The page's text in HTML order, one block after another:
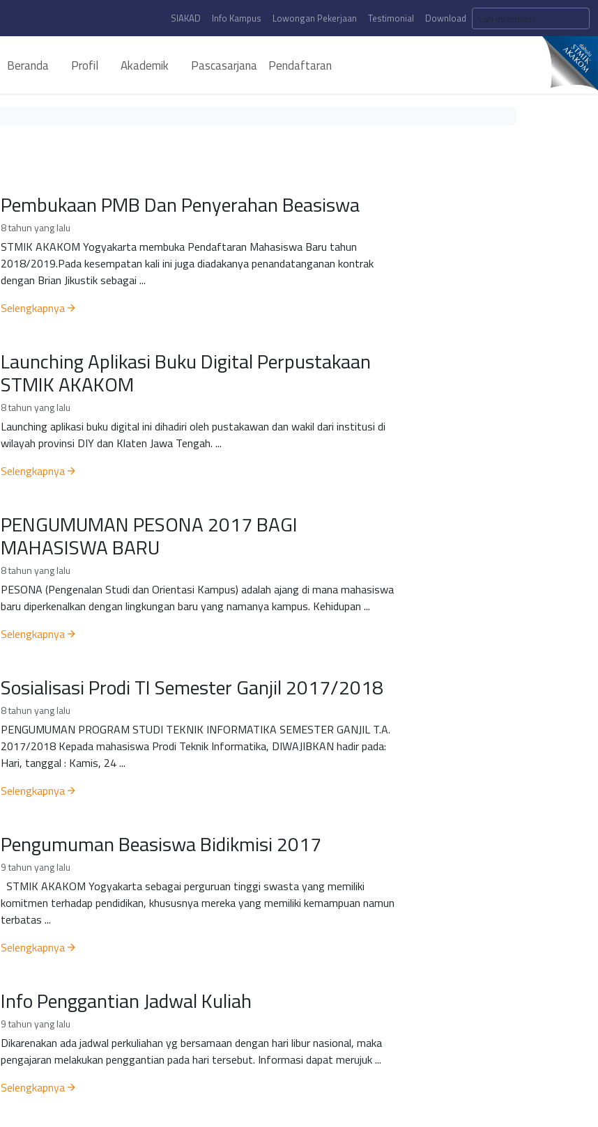
SIAKAD Info Kampus Lowongan Pekerjaan Testimonial Download
Beranda Profil Akademik Pascasarjana Pendaftaran
Pembukaan PMB Dan Penyerahan Beasiswa
8 tahun yang lalu
STMIK AKAKOM Yogyakarta membuka Pendaftaran Mahasiswa Baru tahun
2018/2019.Pada kesempatan kali ini juga diadakanya penandatanganan kontrak
dengan Brian Jikustik sebagai ...
Selengkapnya
Launching Aplikasi Buku Digital Perpustakaan
STMIK AKAKOM
8 tahun yang lalu
Launching aplikasi buku digital ini dihadiri oleh pustakawan dan wakil dari institusi di
wilayah provinsi DIY dan Klaten Jawa Tengah. ...
Selengkapnya
PENGUMUMAN PESONA 2017 BAGI
MAHASISWA BARU
8 tahun yang lalu
PESONA (Pengenalan Studi dan Orientasi Kampus) adalah ajang di mana mahasiswa
baru diperkenalkan dengan lingkungan baru yang namanya kampus. Kehidupan ...
Selengkapnya
Sosialisasi Prodi TI Semester Ganjil 2017/2018
8 tahun yang lalu
PENGUMUMAN PROGRAM STUDI TEKNIK INFORMATIKA SEMESTER GANJIL T.A.
2017/2018 Kepada mahasiswa Prodi Teknik Informatika, DIWAJIBKAN hadir pada:
Hari, tanggal : Kamis, 24 ...
Selengkapnya
Pengumuman Beasiswa Bidikmisi 2017
9 tahun yang lalu
STMIK AKAKOM Yogyakarta sebagai perguruan tinggi swasta yang memiliki
komitmen terhadap pendidikan, khususnya mereka yang memiliki kemampuan namun
terbatas ...
Selengkapnya
Info Penggantian Jadwal Kuliah
9 tahun yang lalu
Dikarenakan ada jadwal perkuliahan yg bersamaan dengan hari libur nasional, maka
pengajaran melakukan penggantian pada hari tersebut. Informasi dapat merujuk ...
Selengkapnya